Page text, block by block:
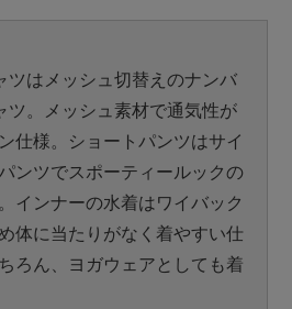
ツはメッシュ切替えのナンバ
ツ。メッシュ素材で通気性が
仕様。ショートパンツはサイ
ンツでスポーティールックの
インナーの水着はワイバック
体に当たりがなく着やすい仕
ろん、ヨガウェアとしても着